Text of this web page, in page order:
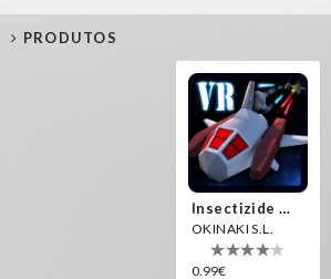
PRODUTOS
Insectizide Wars VR
OKINAKI S.L.
0.99€